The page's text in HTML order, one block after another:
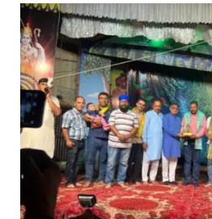
t
s
A
p
p
l
e
g
r
a
m
c
e
b
o
o
k
k
e
d
I
n
a
i
l